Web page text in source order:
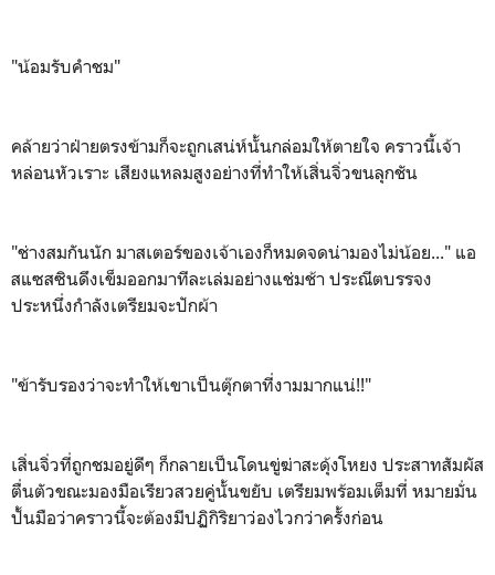
"น้อมรับคำชม"
คล้ายว่าฝ่ายตรงข้ามก็จะถูกเสน่ห์นั้นกล่อมให้ตายใจ คราวนี้เจ้า
หล่อนหัวเราะ เสียงแหลมสูงอย่างที่ทำให้เสิ่นจิ่วขนลุกชัน
"ช่างสมกันนัก มาสเตอร์ของเจ้าเองก็หมดจดน่ามองไม่น้อย..." แอ
สแซสซินดึงเข็มออกมาทีละเล่มอย่างแช่มช้า ประณีตบรรจง
ประหนึ่งกำลังเตรียมจะปักผ้า
"ข้ารับรองว่าจะทำให้เขาเป็นตุ๊กตาที่งามมากแน่!!"
เสิ่นจิ่วที่ถูกชมอยู่ดีๆ ก็กลายเป็นโดนขู่ฆ่าสะดุ้งโหยง ประสาทสัมผัส
ตื่นตัวขณะมองมือเรียวสวยคู่นั้นขยับ เตรียมพร้อมเต็มที่ หมายมั่น
ปั้นมือว่าคราวนี้จะต้องมีปฏิกิริยาว่องไวกว่าครั้งก่อน